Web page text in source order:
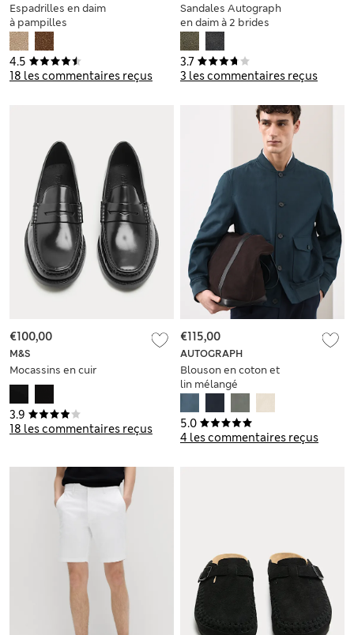
4.5
18 les commentaires reçus
Espadrilles en daim
à pampilles
3.7
3 les commentaires reçus
Sandales Autograph
en daim à 2 brides
3.9
18 les commentaires reçus
M&S
Mocassins en cuir
€100,00
5.0
4 les commentaires reçus
AUTOGRAPH
Blouson en coton et
lin mélangé
€115,00